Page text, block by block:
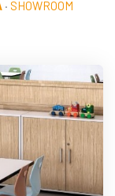
· SHOWROOM